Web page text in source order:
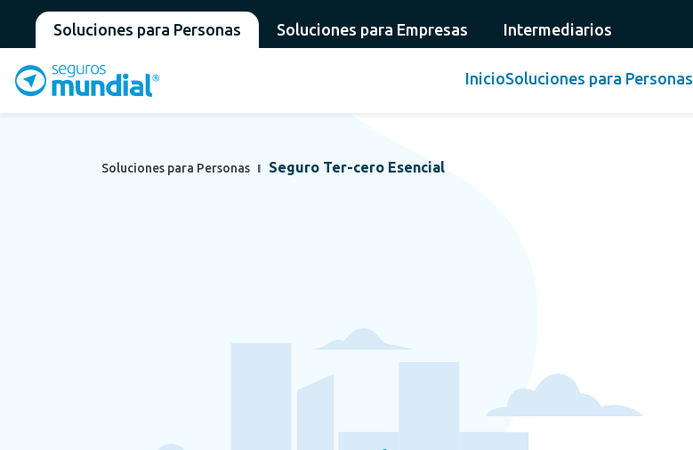
Soluciones para Personas Soluciones para Empresas Intermediarios
InicioSoluciones para Personas
Soluciones para Personas Seguro Ter-cero Esencial